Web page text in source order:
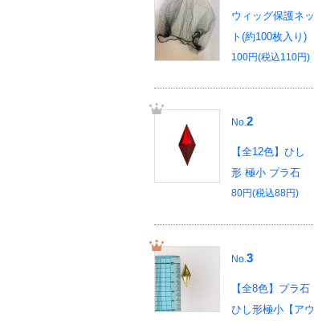
ウィッグ保護ネッ
ト(約100枚入り)
100円(税込110円)
No.2
【全12色】ひし
形 極小 プラ石
80円(税込88円)
No.3
【全8色】プラ石
ひし形極小【アウ